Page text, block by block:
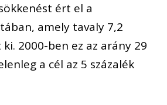
ért el a
amely tavaly 7,2
2000-ben ez az arány 29
a cél az 5 százalék